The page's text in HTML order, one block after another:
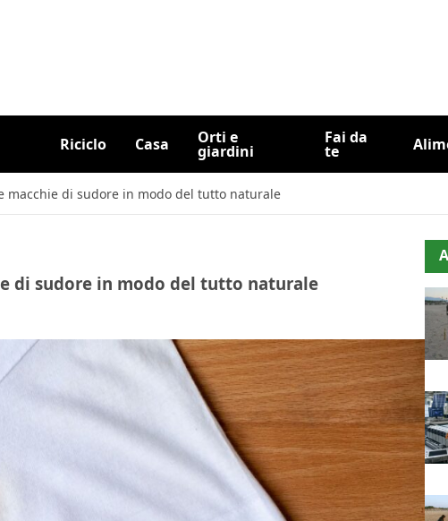
Riciclo Casa Orti e
giardini
Fai da
te
macchie di sudore in modo del tutto naturale
di sudore in modo del tutto naturale